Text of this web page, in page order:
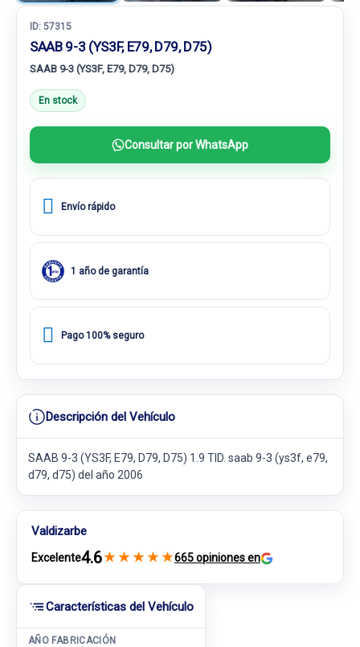
Características del Vehículo
AÑO FABRICACIÓN
ID: 57315
SAAB 9-3 (YS3F, E79, D79, D75)
SAAB 9-3 (YS3F, E79, D79, D75)
En stock
Consultar por WhatsApp
Envío rápido
1 año de garantía
Pago 100% seguro
Descripción del Vehículo
SAAB 9-3 (YS3F, E79, D79, D75) 1.9 TID. saab 9-3 (ys3f, e79,
d79, d75) del año 2006
Valdizarbe
Excelente4.6★ ★ ★ ★ ★665 opiniones en